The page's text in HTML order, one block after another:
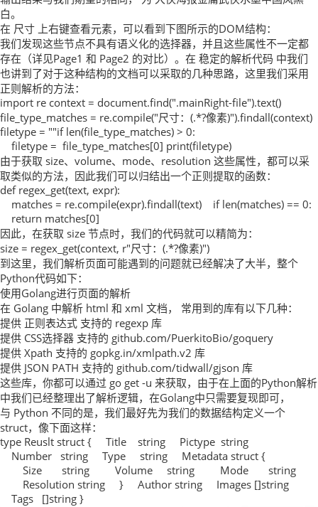
白。
在 尺寸 上右键查看元素，可以看到下图所示的DOM结构：
我们发现这些节点不具有语义化的选择器，并且这些属性不一定都
存在（详见Page1 和 Page2 的对比）。在 稳定的解析代码 中我们
也讲到了对于这种结构的文档可以采取的几种思路，这里我们采用
正则解析的方法：
import re context = document.find(".mainRight-file").text()
file_type_matches = re.compile("尺寸：(.*?像素)").findall(context)
filetype = ""if len(file_type_matches) > 0:
filetype = file_type_matches[0] print(filetype)
由于获取 size、volume、mode、resolution 这些属性，都可以采
取类似的方法，因此我们可以归结出一个正则提取的函数：
def regex_get(text, expr):
matches = re.compile(expr).findall(text) if len(matches)
return matches[0]
因此，在获取 size 节点时，我们的代码就可以精简为：
size = regex_get(context, r"尺寸：(.*?像素)")
到这里，我们解析页面可能遇到的问题就已经解决了大半，整个
Python代码如下：
使用Golang进行页面的解析
在 Golang 中解析 html 和 xml 文档， 常用到的库有以下几种：
提供 正则表达式 支持的 regexp 库
提供 CSS选择器 支持的 github.com/PuerkitoBio/goquery
提供 Xpath 支持的 gopkg.in/xmlpath.v2 库
提供 JSON PATH 支持的 github.com/tidwall/gjson 库
这些库，你都可以通过 go get -u 来获取，由于在上面的Python解析
中我们已经整理出了解析逻辑，在Golang中只需要复现即可，
与 Python 不同的是，我们最好先为我们的数据结构定义一个
struct，像下面这样：
type Reuslt struct { Title string Pictype string
Number string Type string Metadata struct {
Size string Volume string Mode string
Resolution string } Author string Images []string
Tags []string }